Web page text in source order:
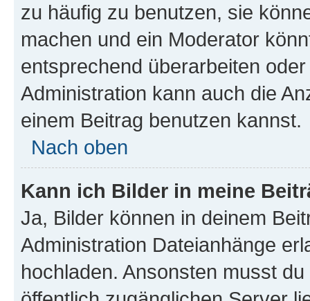
zu häufig zu benutzen, sie
machen und ein Moderator
entsprechend überarbeiten
Administration kann auch die
einem Beitrag benutzen kannst.
Nach oben
Kann ich Bilder in meine
Ja, Bilder können in deinem
Administration Dateianhänge
hochladen. Ansonsten musst